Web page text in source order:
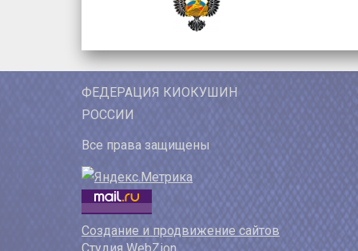
ФЕДЕРАЦИЯ КИОКУШИН
РОССИИ
Все права защищены
Создание и продвижение сайтов